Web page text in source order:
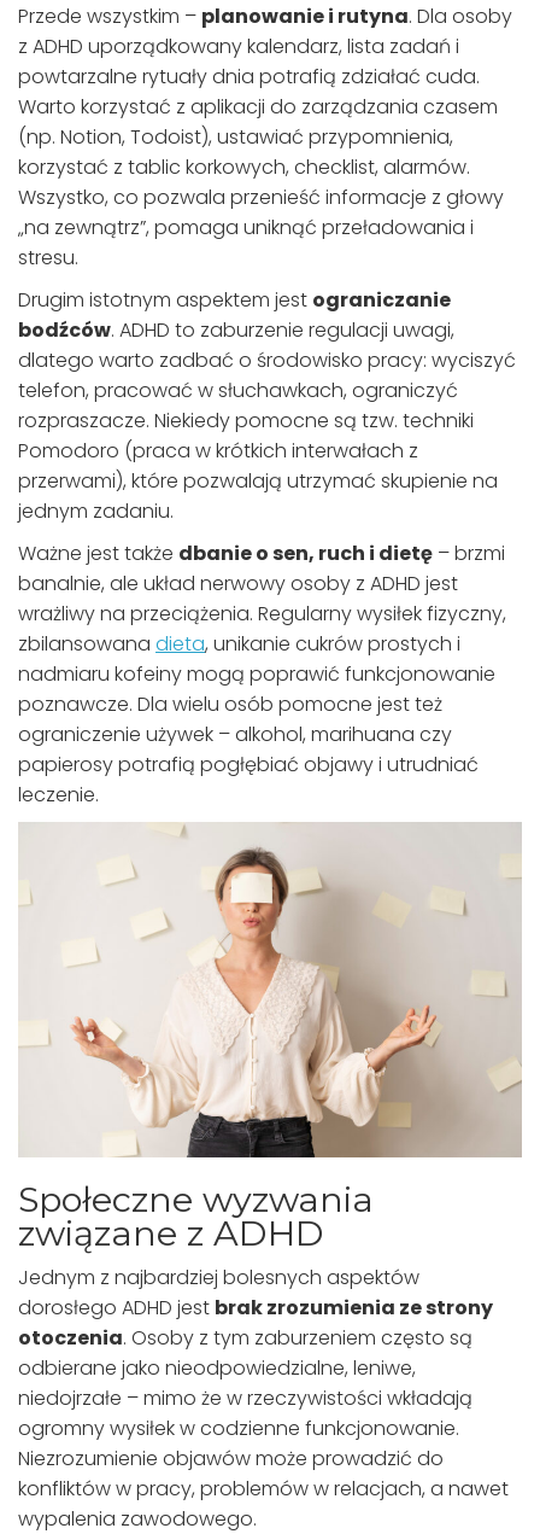
Przede wszystkim – planowanie i rutyna. Dla osoby
z ADHD uporządkowany kalendarz, lista zadań i
powtarzalne rytuały dnia potrafią zdziałać cuda.
Warto korzystać z aplikacji do zarządzania czasem
(np. Notion, Todoist), ustawiać przypomnienia,
korzystać z tablic korkowych, checklist, alarmów.
Wszystko, co pozwala przenieść informacje z głowy
„na zewnątrz”, pomaga uniknąć przeładowania i
stresu.
Drugim istotnym aspektem jest ograniczanie
bodźców. ADHD to zaburzenie regulacji uwagi,
dlatego warto zadbać o środowisko pracy: wyciszyć
telefon, pracować w słuchawkach, ograniczyć
rozpraszacze. Niekiedy pomocne są tzw. techniki
Pomodoro (praca w krótkich interwałach z
przerwami), które pozwalają utrzymać skupienie na
jednym zadaniu.
Ważne jest także dbanie o sen, ruch i dietę – brzmi
banalnie, ale układ nerwowy osoby z ADHD jest
wrażliwy na przeciążenia. Regularny wysiłek fizyczny,
zbilansowana dieta, unikanie cukrów prostych i
nadmiaru kofeiny mogą poprawić funkcjonowanie
poznawcze. Dla wielu osób pomocne jest też
ograniczenie używek – alkohol, marihuana czy
papierosy potrafią pogłębiać objawy i utrudniać
leczenie.
Społeczne wyzwania
związane z ADHD
Jednym z najbardziej bolesnych aspektów
dorosłego ADHD jest brak zrozumienia ze strony
otoczenia. Osoby z tym zaburzeniem często są
odbierane jako nieodpowiedzialne, leniwe,
niedojrzałe – mimo że w rzeczywistości wkładają
ogromny wysiłek w codzienne funkcjonowanie.
Niezrozumienie objawów może prowadzić do
konfliktów w pracy, problemów w relacjach, a nawet
wypalenia zawodowego.